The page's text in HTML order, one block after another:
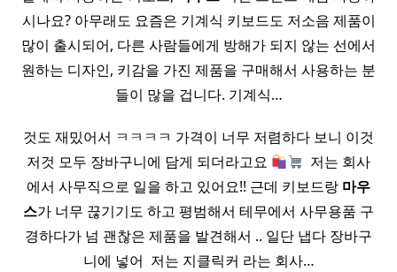
시나요? 아무래도 요즘은 기계식 키보드도 저소음 제품이
많이 출시되어, 다른 사람들에게 방해가 되지 않는 선에서
원하는 디자인, 키감을 가진 제품을 구매해서 사용하는 분
들이 많을 겁니다. 기계식…
것도 재밌어서 ㅋㅋㅋㅋ 가격이 너무 저렴하다 보니 이것
저것 모두 장바구니에 담게 되더라고요
​ 저는 회사
에서 사무직으로 일을 하고 있어요!! 근데 키보드랑 마우
스가 너무 끊기기도 하고 평범해서 테무에서 사무용품 구
경하다가 넘 괜찮은 제품을 발견해서 .. 일단 냅다 장바구
니에 넣어 ​ 저는 지클릭커 라는 회사…